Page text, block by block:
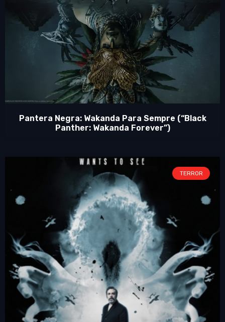
Pantera Negra: Wakanda Para Sempre (“Black
Panther: Wakanda Forever”)
TERROR